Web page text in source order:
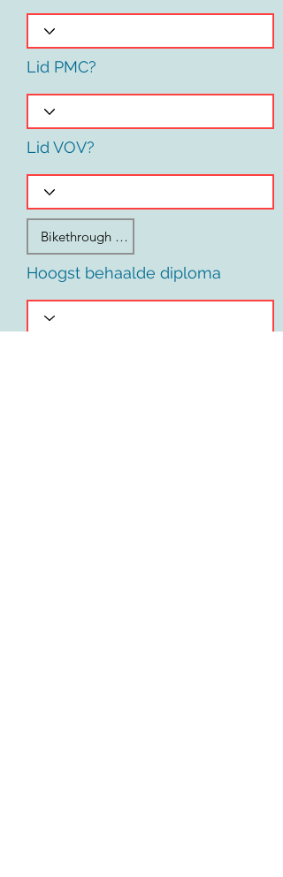
Lid PMC?
Lid VOV?
Hoogst behaalde diploma